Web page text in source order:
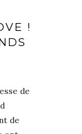
!
de
de